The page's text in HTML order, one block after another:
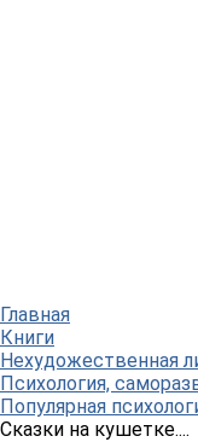
Главная
Книги
Нехудожественная
Психология,
Популярная
Сказки на кушетке....